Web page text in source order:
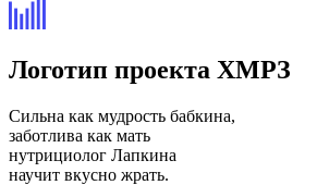
Логотип проекта ХМРЗ
Сильна как мудрость бабкина,
заботлива как мать
нутрициолог Лапкина
научит вкусно жрать.